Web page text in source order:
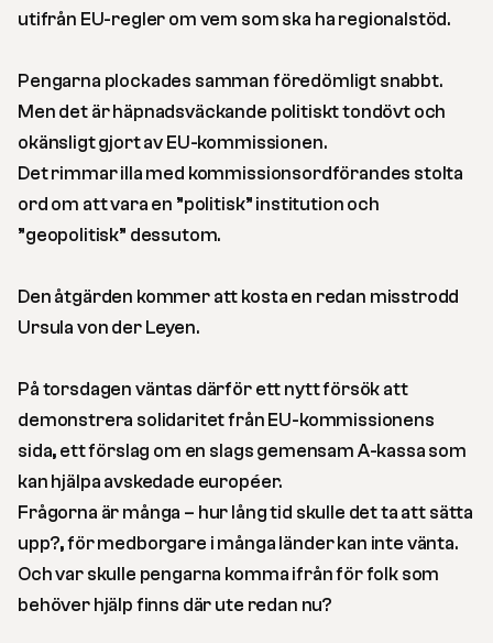
utifrån EU-regler om vem som ska ha regionalstöd.
Pengarna plockades samman föredömligt snabbt.
Men det är häpnadsväckande politiskt tondövt och
okänsligt gjort av EU-kommissionen.
Det rimmar illa med kommissionsordförandes stolta
ord om att vara en ”politisk” institution och
”geopolitisk” dessutom.
Den åtgärden kommer att kosta en redan misstrodd
Ursula von der Leyen.
På torsdagen väntas därför ett nytt försök att
demonstrera solidaritet från EU-kommissionens
sida, ett förslag om en slags gemensam A-kassa som
kan hjälpa avskedade européer.
Frågorna är många – hur lång tid skulle det ta att sätta
upp?, för medborgare i många länder kan inte vänta.
Och var skulle pengarna komma ifrån för folk som
behöver hjälp finns där ute redan nu?